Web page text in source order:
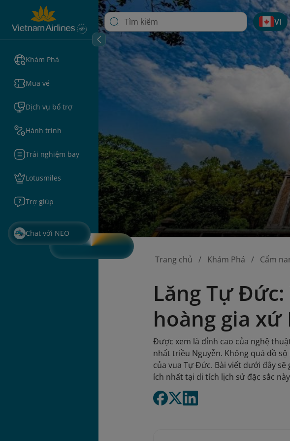
Khám Phá
Mua vé
Dịch vụ bổ trợ
Hành trình
Trải nghiệm bay
Lotusmiles
Trợ giúp
Chat với NEO
VI
Trang chủ Khám Phá Cẩm
Lăng Tự
hoàng gia xứ
Được xem là đỉnh cao của nghệ
nhất triều Nguyễn. Không quá đồ
của vua Tự Đức. Bài viết dưới đây
ích nhất tại di tích lịch sử đặc sắc